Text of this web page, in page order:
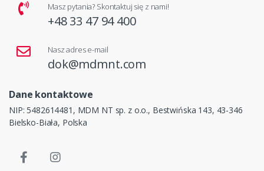
Masz pytania? Skontaktuj się z nami!
+48 33 47 94 400
Nasz adres e-mail
dok@mdmnt.com
Dane kontaktowe
NIP: 5482614481, MDM NT sp. z o.o., Bestwińska 143, 43-346
Bielsko-Biała, Polska